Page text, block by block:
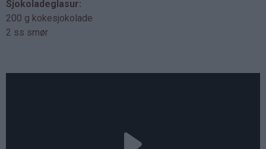
Sjokoladeglasur:
200 g kokesjokolade
2 ss smør